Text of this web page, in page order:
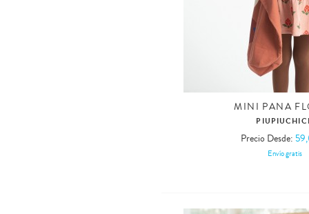
MINI PANA
Precio Desde:
Envío gratis